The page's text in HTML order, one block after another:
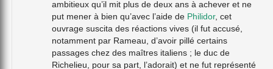
ambitieux qu’il mit plus de deux ans à achever et ne
put mener à bien qu’avec l’aide de Philidor, cet
ouvrage suscita des réactions vives (il fut accusé,
notamment par Rameau, d’avoir pillé certains
passages chez des maîtres italiens ; le duc de
Richelieu, pour sa part, l’adorait) et ne fut représenté